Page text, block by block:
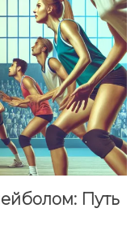
Путь